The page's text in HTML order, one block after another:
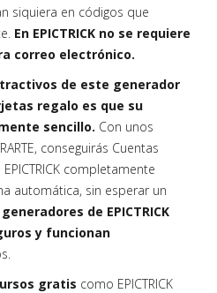
siquiera en códigos que
En EPICTRICK no se requiere
correo electrónico.
de este generador
regalo es que su
sencillo. Con unos
conseguirás Cuentas
completamente
automática, sin esperar un
de EPICTRICK
y funcionan
gratis como EPICTRICK